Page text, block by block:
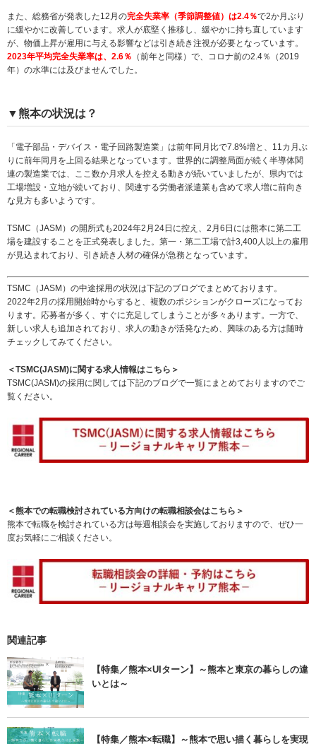
また、総務省が発表した12月の完全失業率（季節調整値）は2.4％で2か月ぶり
に緩やかに改善しています。求人が底堅く推移し、緩やかに持ち直しています
が、物価上昇が雇用に与える影響などは引き続き注視が必要となっています。
2023年平均完全失業率は、2.6％ （前年と同様）で、コロナ前の2.4％（2019
年）の水準には及びませんでした。
▼熊本の状況は？
「電子部品・デバイス・電子回路製造業」は前年同月比で7.8%増と、11カ月ぶ
りに前年同月を上回る結果となっています。世界的に調整局面が続く半導体関
連の製造業では、ここ数か月求人を控える動きが続いていましたが、県内では
工場増設・立地が続いており、関連する労働者派遣業も含めて求人増に前向き
な見方も多いようです。
TSMC（JASM）の開所式も2024年2月24日に控え、2月6日には熊本に第二工
場を建設することを正式発表しました。第一・第二工場で計3,400人以上の雇用
が見込まれており、引き続き人材の確保が急務となっています。
TSMC（JASM）の中途採用の状況は下記のブログでまとめております。
2022年2月の採用開始時からすると、複数のポジションがクローズになってお
ります。応募者が多く、すぐに充足してしまうことが多々あります。一方で、
新しい求人も追加されており、求人の動きが活発なため、興味のある方は随時
チェックしてみてください。
＜TSMC(JASM)に関する求人情報はこちら＞
TSMC(JASM)の採用に関しては下記のブログで一覧にまとめておりますのでご
覧ください。
＜熊本での転職検討されている方向けの転職相談会はこちら＞
熊本で転職を検討されている方は毎週相談会を実施しておりますので、ぜひ一
度お気軽にご相談ください。
関連記事
【特集／熊本×UIターン】～熊本と東京の暮らしの違
いとは～
【特集／熊本×転職】～熊本で思い描く暮らしを実現